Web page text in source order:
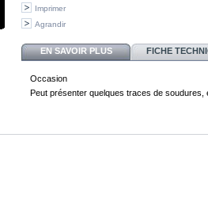
Imprimer
Agrandir
EN SAVOIR PLUS FICHE
Occasion
Peut présenter quelques traces de soudures,